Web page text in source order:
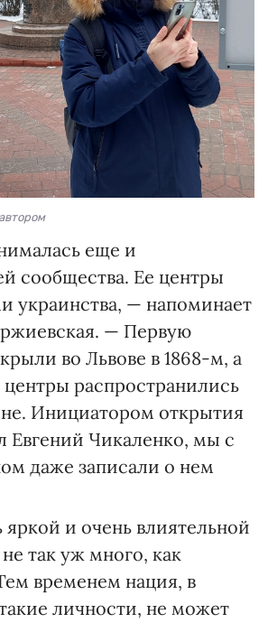
еще и
сообщества. Ее центры
украинства, — напоминает
— Первую
во Львове в 1868-м, а
центры распространились
Инициатором открытия
Евгений Чикаленко, мы с
даже записали о нем
яркой и очень влиятельной
так уж много, как
временем нация, в
личности, не может